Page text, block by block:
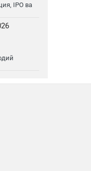
IPO ва